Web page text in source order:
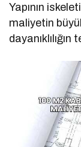
Yapının
maliyetin